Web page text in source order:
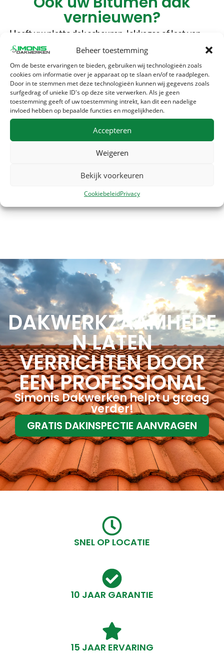
Beheer toestemming
Om de beste ervaringen te bieden, gebruiken wij technologieën zoals
cookies om informatie over je apparaat op te slaan en/of te raadplegen.
Door in te stemmen met deze technologieën kunnen wij gegevens zoals
surfgedrag of unieke ID's op deze site verwerken. Als je geen
toestemming geeft of uw toestemming intrekt, kan dit een nadelige
invloed hebben op bepaalde functies en mogelijkheden.
Accepteren
Weigeren
Bekijk voorkeuren
CookiebeleidPrivacy
vernieuwen?
Heeft uw platte dak scheuren, lekkages of last van
veroudering? Overweeg directvervanging met
isolatieom uw woning toekomstbestendig te maken.
BEL 010 846 4172
OFFERTE AANVRAGEN
DAKWERKZAAMHEDE
N LATEN
VERRICHTEN DOOR
EEN PROFESSIONAL
Simonis Dakwerken helpt u graag
verder!
GRATIS DAKINSPECTIE AANVRAGEN
SNEL OP LOCATIE
10 JAAR GARANTIE
15 JAAR ERVARING